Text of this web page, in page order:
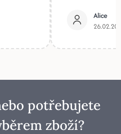
Alice
potřebujete
zboží?